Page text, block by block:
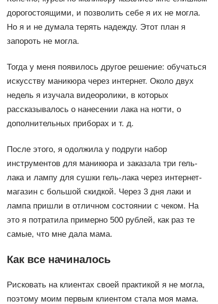
дорогостоящими, и позволить себе я их не могла.
Но я и не думала терять надежду. Этот план я
запороть не могла.
Тогда у меня появилось другое решение: обучаться
искусству маникюра через интернет. Около двух
недель я изучала видеоролики, в которых
рассказывалось о нанесении лака на ногти, о
дополнительных приборах и т. д.
После этого, я одолжила у подруги набор
инструментов для маникюра и заказала три гель-
лака и лампу для сушки гель-лака через интернет-
магазин с большой скидкой. Через 3 дня лаки и
лампа пришли в отличном состоянии с чеком. На
это я потратила примерно 500 рублей, как раз те
самые, что мне дала мама.
Как все начиналось
Рисковать на клиентах своей практикой я не могла,
поэтому моим первым клиентом стала моя мама.